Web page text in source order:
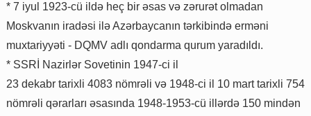
* 7 iyul 1923-cü ildə heç bir əsas və zərurət olmadan
Moskvanın iradəsi ilə Azərbaycanın tərkibində erməni
muxtariyyəti - DQMV adlı qondarma qurum yaradıldı.
* SSRİ Nazirlər Sovetinin 1947-ci il
23 dekabr tarixli 4083 nömrəli və 1948-ci il 10 mart tarixli 754
nömrəli qərarları əsasında 1948-1953-cü illərdə 150 mindən